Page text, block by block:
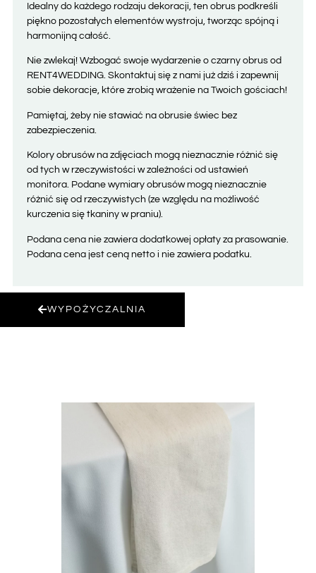
Idealny do każdego rodzaju dekoracji, ten obrus podkreśli
piękno pozostałych elementów wystroju, tworząc spójną i
harmonijną całość.
Nie zwlekaj! Wzbogać swoje wydarzenie o czarny obrus od
RENT4WEDDING. Skontaktuj się z nami już dziś i zapewnij
sobie dekoracje, które zrobią wrażenie na Twoich gościach!
Pamiętaj, żeby nie stawiać na obrusie świec bez
zabezpieczenia.
Kolory obrusów na zdjęciach mogą nieznacznie różnić się
od tych w rzeczywistości w zależności od ustawień
monitora. Podane wymiary obrusów mogą nieznacznie
różnić się od rzeczywistych (ze względu na możliwość
kurczenia się tkaniny w praniu).
Podana cena nie zawiera dodatkowej opłaty za prasowanie.
Podana cena jest ceną netto i nie zawiera podatku.
WYPOŻYCZALNIA